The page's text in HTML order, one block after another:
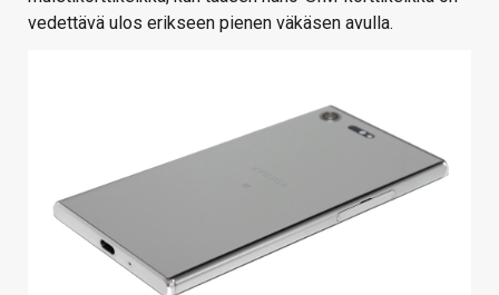
vedettävä ulos erikseen pienen väkäsen avulla.